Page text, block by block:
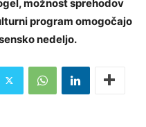
možnost sprehodov
program omogočajo
nedeljo.